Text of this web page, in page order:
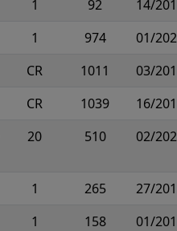
1 92
14/
1 974
01/
CR 1011
03/
CR 1039
16/
20 510 02/
1 265
27/
1 158
01/